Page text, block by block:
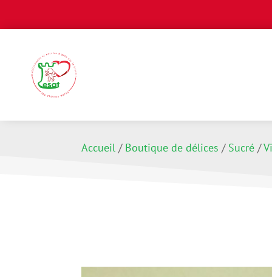
Accueil / Boutique de délices / Sucré /